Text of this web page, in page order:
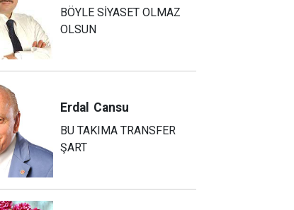
BÖYLE SİYASET OLMAZ
OLSUN
Erdal Cansu
BU TAKIMA TRANSFER
ŞART